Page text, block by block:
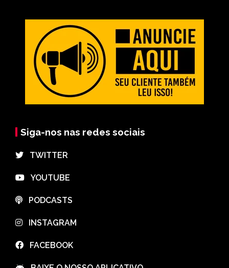
Siga-nos nas redes sociais
⠀TWITTER
⠀YOUTUBE
⠀PODCASTS
⠀INSTAGRAM
⠀FACEBOOK